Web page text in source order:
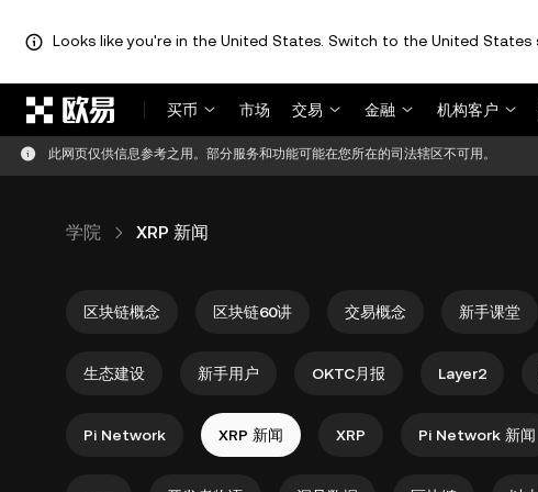
Looks like you're in the United States. Switch to the United
买币
市场 交易 金融 机构客户
此网页仅供信息参考之用。部分服务和功能可能在您所在的司法辖区不可用。
学院 XRP 新闻
区块链概念 区块链60讲 交易概念 新手课堂
生态建设 新手用户 OKTC月报 Layer2
Pi Network XRP 新闻 XRP Pi Network 新闻